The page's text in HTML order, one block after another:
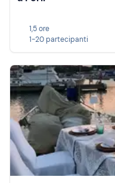
1,5 ore
1-20 partecipanti